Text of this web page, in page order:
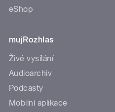
eShop
mujRozhlas
Živé vysílání
Audioarchiv
Podcasty
Mobilní aplikace